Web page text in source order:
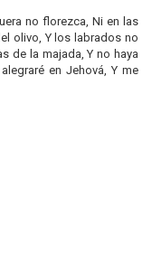
no florezca, Ni en las
olivo, Y los labrados no
de la majada, Y no haya
en Jehová, Y me